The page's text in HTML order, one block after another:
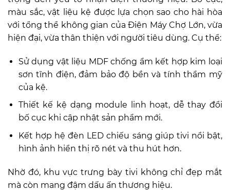
màu sắc, vật liệu kệ được lựa chọn sao cho hài hòa
với tổng thể không gian của Điện Máy Chợ Lớn, vừa
hiện đại, vừa thân thiện với người tiêu dùng. Cụ thể:
Sử dụng vật liệu MDF chống ẩm kết hợp kim loại
sơn tĩnh điện, đảm bảo độ bền và tính thẩm mỹ
của kệ.
Thiết kế kệ dạng module linh hoạt, dễ thay đổi
bố cục khi cập nhật sản phẩm mới.
Kết hợp hệ đèn LED chiếu sáng giúp tivi nổi bật,
hình ảnh hiển thị rõ nét và thu hút hơn.
Nhờ đó, khu vực trưng bày tivi không chỉ đẹp mắt
mà còn mang đậm dấu ấn thương hiệu.